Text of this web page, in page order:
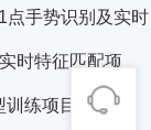
点手势识别及实时
时特征匹配项
练项目